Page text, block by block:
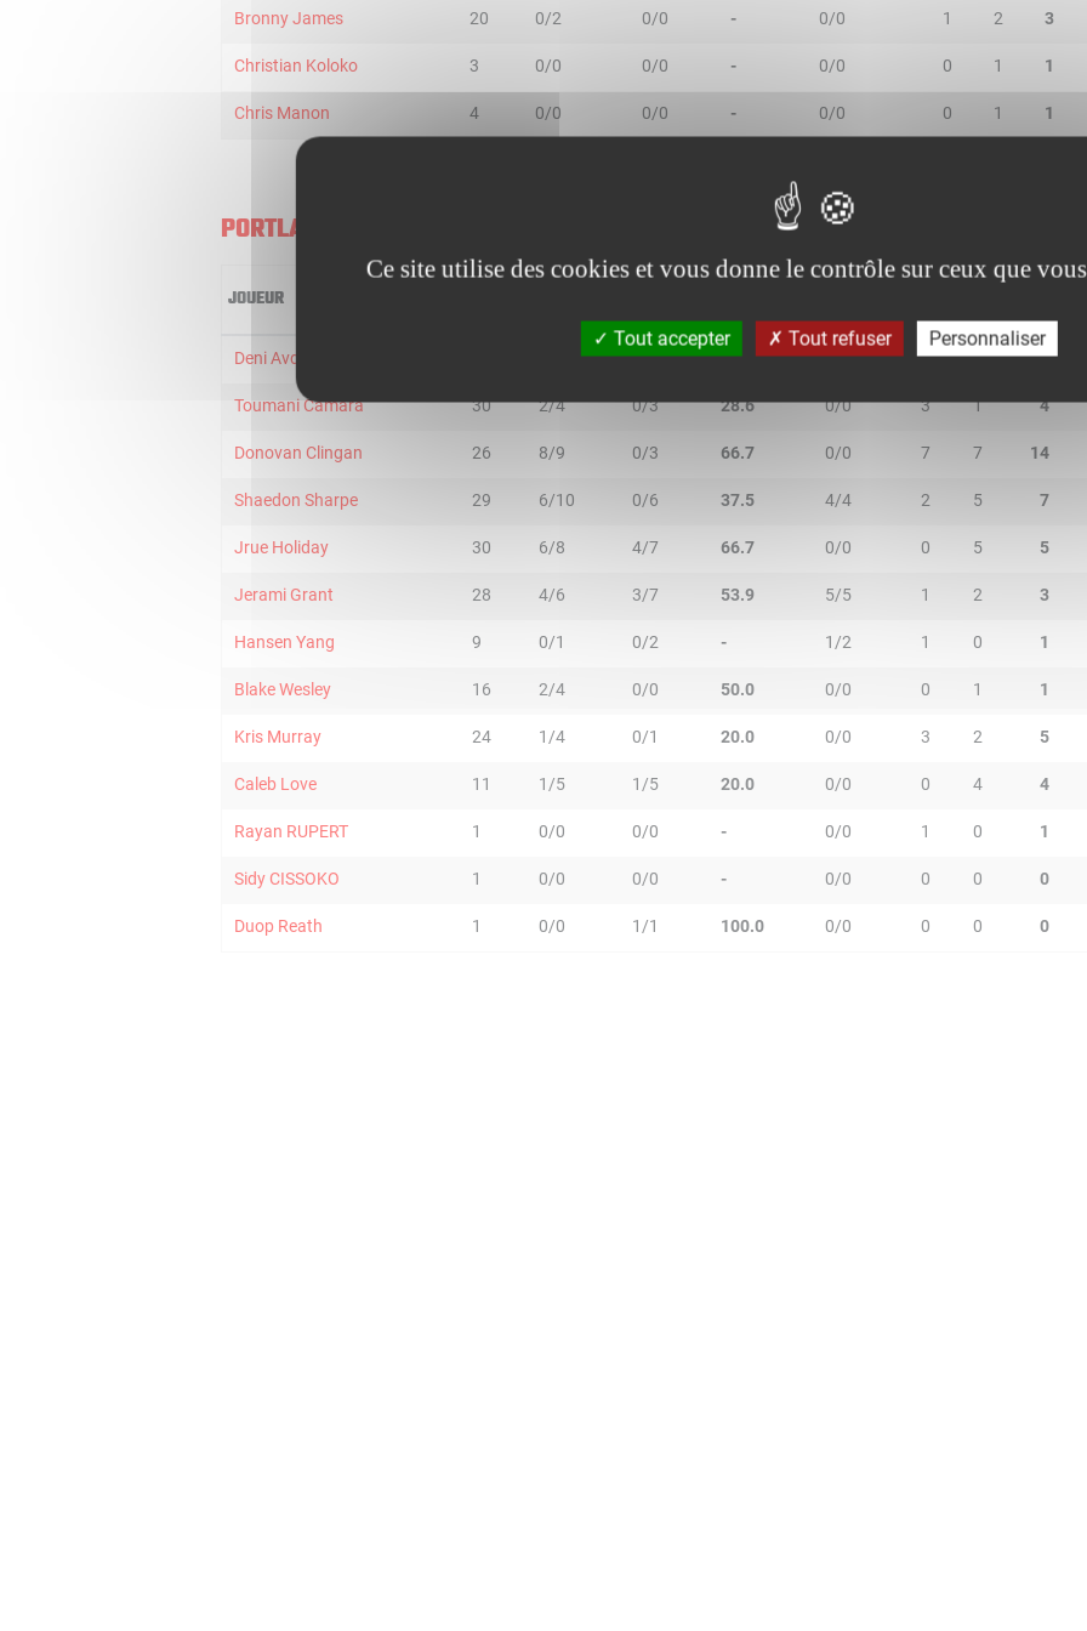
Bronny James 20 0/2 0/0 - 0/0 1 2 3
Christian Koloko 3 0/0 0/0 - 0/0 0 1 1
Chris Manon 4 0/0 0/0 - 0/0 0 1 1
PORTLAND TRAIL BLAZERS
JOUEUR
Deni Avdija 5/8 47.1 4/4 1 3 4
Toumani Camara 30 2/4 0/3 28.6 0/0 3 1 4
Donovan Clingan 26 8/9 0/3 66.7 0/0 7 7 14
Shaedon Sharpe 29 6/10 0/6 37.5 4/4 2 5 7
Jrue Holiday 30 6/8 4/7 66.7 0/0 0 5 5
Jerami Grant 28 4/6 3/7 53.9 5/5 1 2 3
Hansen Yang 9 0/1 0/2 - 1/2 1 0 1
Blake Wesley 16 2/4 0/0 50.0 0/0 0 1 1
Kris Murray 24 1/4 0/1 20.0 0/0 3 2 5
Caleb Love 11 1/5 1/5 20.0 0/0 0 4 4
Rayan RUPERT 1 0/0 0/0 - 0/0 1 0 1
Sidy CISSOKO 1 0/0 0/0 - 0/0 0 0 0
Duop Reath 1 0/0 1/1 100.0 0/0 0 0 0
Ce site utilise des cookies et vous donne le contrôle sur ceux que
Tout accepter Tout refuser Personnaliser